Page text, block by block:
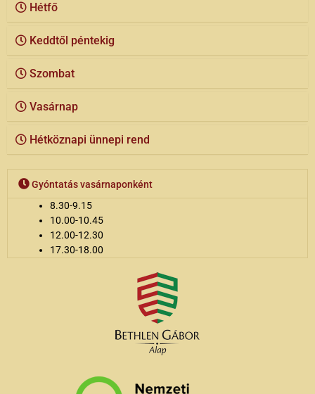
Hétfő
Keddtől péntekig
Szombat
Vasárnap
Hétköznapi ünnepi rend
Gyóntatás vasárnaponként
8.30-9.15
10.00-10.45
12.00-12.30
17.30-18.00